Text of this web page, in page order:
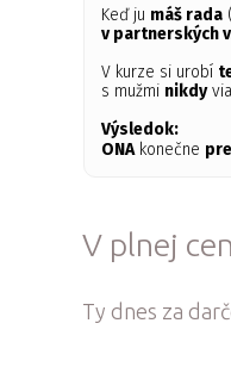
Keď ju máš rada
v partnerských
V kurze si urobí
s mužmi nikdy
Výsledok:
ONA konečne
V plnej
Ty dnes za